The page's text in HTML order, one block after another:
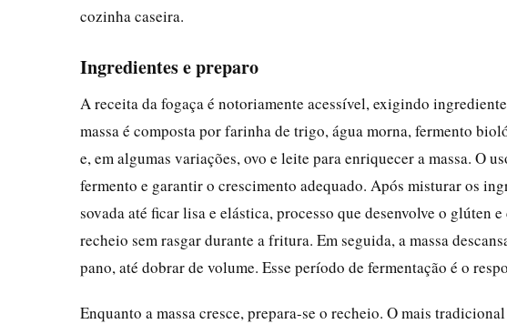
cozinha caseira.
Ingredientes e preparo
A receita da fogaça é notoriamente acessível, exigindo
massa é composta por farinha de trigo, água morna, fermento
e, em algumas variações, ovo e leite para enriquecer a massa. O
fermento e garantir o crescimento adequado. Após misturar os
sovada até ficar lisa e elástica, processo que desenvolve o glúten
recheio sem rasgar durante a fritura. Em seguida, a massa
pano, até dobrar de volume. Esse período de fermentação é o
Enquanto a massa cresce, prepara-se o recheio. O mais